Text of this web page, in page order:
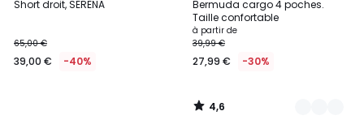
Short droit, SERENA
65,00 €
39,00 € -40%
Bermuda cargo 4 poches.
Taille confortable
à partir de
39,99 €
27,99 € -30%
/ 5
Couleurs
4,6
/